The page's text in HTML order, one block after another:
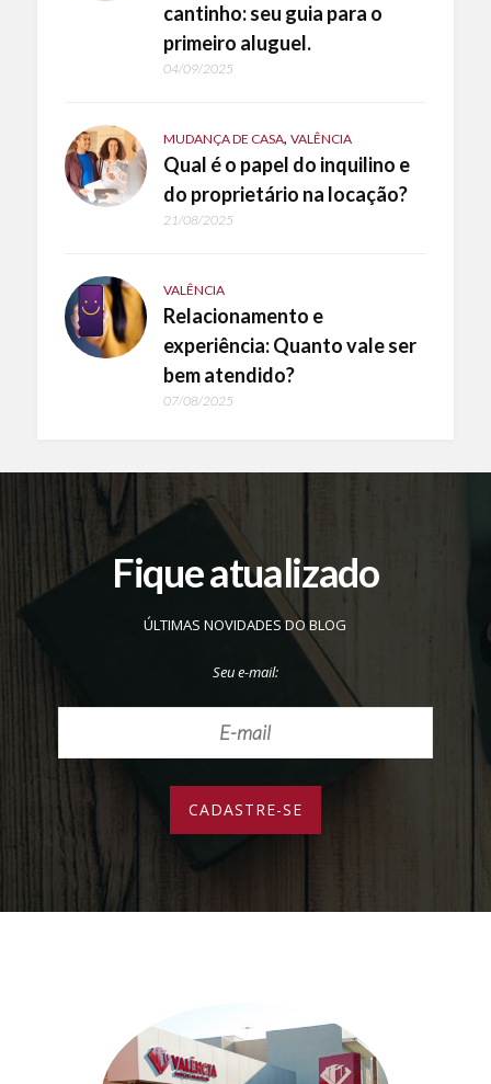
cantinho: seu guia para o
primeiro aluguel.
04/09/2025
MUDANÇA DE CASA, VALÊNCIA
Qual é o papel do inquilino e
do proprietário na locação?
21/08/2025
VALÊNCIA
Relacionamento e
experiência: Quanto vale ser
bem atendido?
07/08/2025
Fique atualizado
ÚLTIMAS NOVIDADES DO BLOG
Seu e-mail: